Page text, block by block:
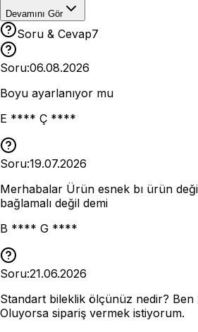
Devamını Gör
Soru & Cevap7
Soru:06.08.2026
Boyu ayarlanıyor mu
E **** Ç ****
Soru:19.07.2026
Merhabalar Ürün esnek bı ürün
bağlamalı değil demi
B **** G ****
Soru:21.06.2026
Standart bileklik ölçünüz nedir? Ben
Oluyorsa sipariş vermek istiyorum.